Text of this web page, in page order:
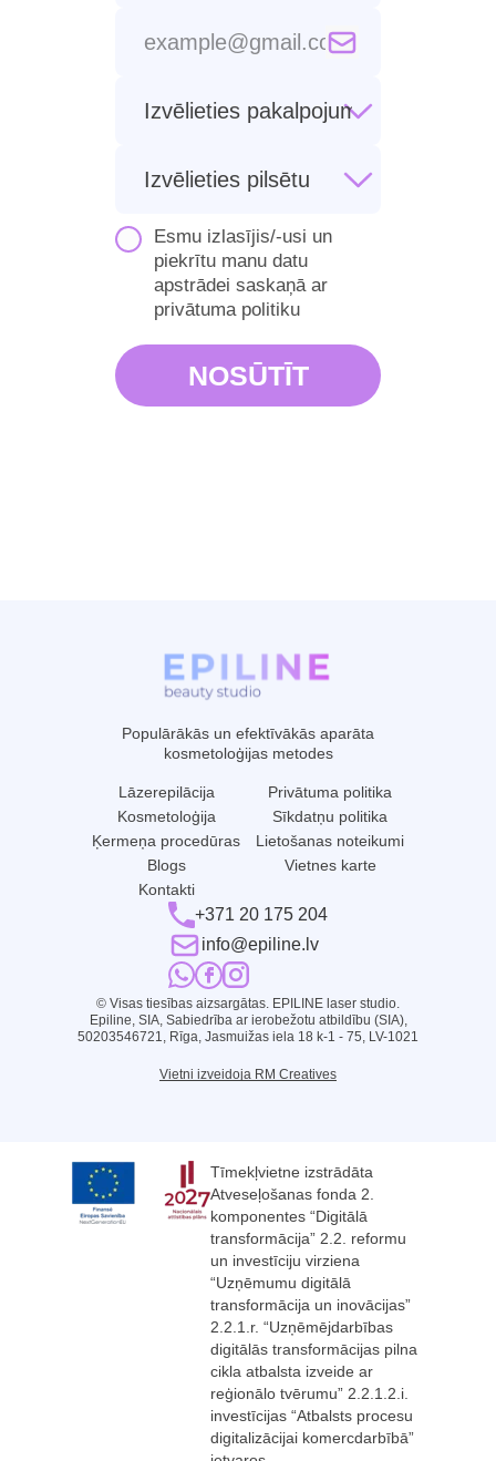
Esmu izlasījis/-usi un
piekrītu manu datu
apstrādei saskaņā ar
privātuma politiku
Populārākās un efektīvākās aparāta
kosmetoloģijas metodes
Lāzerepilācija
Kosmetoloģija
Ķermeņa procedūras
Blogs
Kontakti
Privātuma politika
Sīkdatņu politika
Lietošanas noteikumi
Vietnes karte
+371 20 175 204
info@epiline.lv
© Visas tiesības aizsargātas. EPILINE laser studio.
Epiline, SIA, Sabiedrība ar ierobežotu atbildību (SIA),
50203546721, Rīga, Jasmuižas iela 18 k-1 - 75, LV-1021
Vietni izveidoja RM Creatives
Tīmekļvietne izstrādāta
Atveseļošanas fonda 2.
komponentes “Digitālā
transformācija” 2.2. reformu
un investīciju virziena
“Uzņēmumu digitālā
transformācija un inovācijas”
2.2.1.r. “Uzņēmējdarbības
digitālās transformācijas pilna
cikla atbalsta izveide ar
reģionālo tvērumu” 2.2.1.2.i.
investīcijas “Atbalsts procesu
digitalizācijai komercdarbībā”